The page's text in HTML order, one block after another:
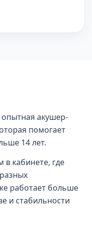
акушер-
помогает
14 лет.
кабинете, где
работает больше
и стабильности